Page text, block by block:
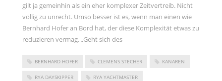
gilt ja gemeinhin als ein eher komplexer Zeitvertreib. Nicht
völlig zu unrecht. Umso besser ist es, wenn man einen wie
Bernhard Hofer an Bord hat, der diese Komplexität etwas zu
reduzieren vermag. „Geht sich des
BERNHARD HOFER CLEMENS STECHER KANAREN
RYA DAYSKIPPER RYA YACHTMASTER